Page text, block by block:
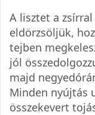
A lisztet a
eldörzsöljük,
tejben
jól
majd
Minden nyújtás
összekevert